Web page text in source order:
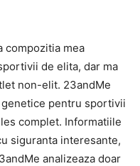
compozitia mea
de elita, dar ma
non-elit. 23andMe
pentru sportivii
complet. Informatiile
siguranta interesante,
analizeaza doar